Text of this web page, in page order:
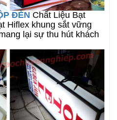
ĐÈN Chất Liệu Bạt
Hiflex khung sắt vững
lại sự thu hút khách